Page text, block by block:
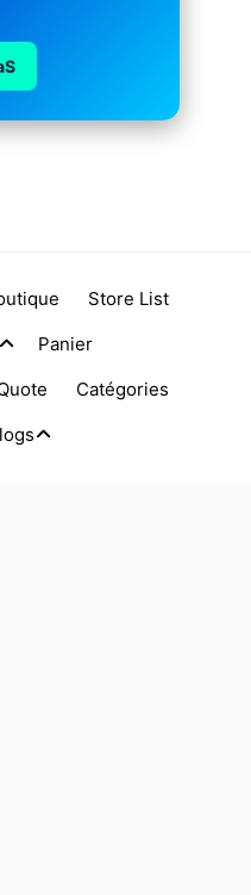
Store List
Panier
Catégories